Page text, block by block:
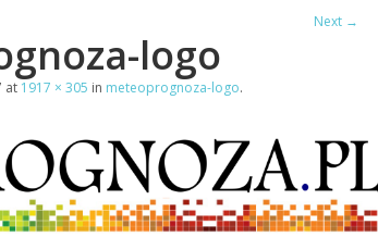
Next →
logo
at 1917 × 305 in meteoprognoza-logo.